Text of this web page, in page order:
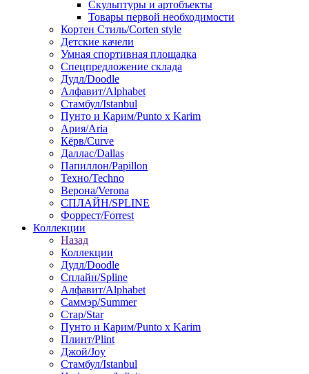
Скульптуры и артобъекты
Товары первой необходимости
Кортен Стиль/Corten style
Детские качели
Умная спортивная площадка
Спецпредложение склада
Дудл/Doodle
Алфавит/Alphabet
Стамбул/Istanbul
Пунто и Карим/Punto x Karim
Ария/Aria
Кёрв/Curve
Даллас/Dallas
Папиллон/Papillon
Техно/Techno
Верона/Verona
СПЛАЙН/SPLINE
Форрест/Forrest
Коллекции
Назад
Коллекции
Дудл/Doodle
Сплайн/Spline
Алфавит/Alphabet
Саммэр/Summer
Стар/Star
Пунто и Карим/Punto x Karim
Плинт/Plint
Джой/Joy
Стамбул/Istanbul